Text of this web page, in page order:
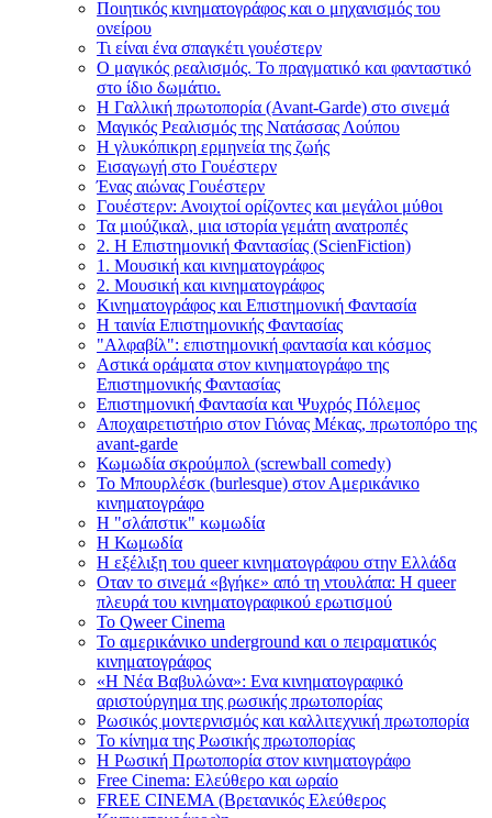
Ποιητικός κινηματογράφος και ο μηχανισμός του
ονείρου
Τι είναι ένα σπαγκέτι γουέστερν
Ο μαγικός ρεαλισμός. Το πραγματικό και φανταστικό
στο ίδιο δωμάτιο.
Η Γαλλική πρωτοπορία (Avant-Garde) στο σινεμά
Μαγικός Ρεαλισμός της Νατάσσας Λούπου
Η γλυκόπικρη ερμηνεία της ζωής
Εισαγωγή στο Γουέστερν
Ένας αιώνας Γουέστερν
Γουέστερν: Ανοιχτοί ορίζοντες και μεγάλοι μύθοι
Τα μιούζικαλ, μια ιστορία γεμάτη ανατροπές
2. Η Επιστημονική Φαντασίας (ScienFiction)
1. Μουσική και κινηματογράφος
2. Μουσική και κινηματογράφος
Κινηματογράφος και Επιστημονική Φαντασία
Η ταινία Επιστημονικής Φαντασίας
"Αλφαβίλ": επιστημονική φαντασία και κόσμος
Αστικά οράματα στον κινηματογράφο της
Επιστημονικής Φαντασίας
Επιστημονική Φαντασία και Ψυχρός Πόλεμος
Αποχαιρετιστήριο στον Γιόνας Μέκας, πρωτοπόρο της
avant-garde
Κωμωδία σκρούμπολ (screwball comedy)
Το Μπουρλέσκ (burlesque) στον Αμερικάνικο
κινηματογράφο
Η "σλάπστικ" κωμωδία
Η Κωμωδία
Η εξέλιξη του queer κινηματογράφου στην Ελλάδα
Οταν το σινεμά «βγήκε» από τη ντουλάπα: H queer
πλευρά του κινηματογραφικού ερωτισμού
Το Qweer Cinema
Το αμερικάνικο underground και ο πειραματικός
κινηματογράφος
«Η Νέα Βαβυλώνα»: Ενα κινηματογραφικό
αριστούργημα της ρωσικής πρωτοπορίας
Ρωσικός μοντερνισμός και καλλιτεχνική πρωτοπορία
Το κίνημα της Ρωσικής πρωτοπορίας
Η Ρωσική Πρωτοπορία στον κινηματογράφο
Free Cinema: Ελεύθερο και ωραίο
FREE CINEMA (Βρετανικός Ελεύθερος